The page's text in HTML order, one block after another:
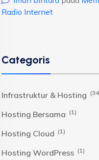
Radio Internet
Categoris
Infrastruktur & Hosting
Hosting Bersama (1)
Hosting Cloud (1)
Hosting WordPress (1)